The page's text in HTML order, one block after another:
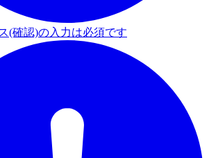
(確認)の入力は必須です